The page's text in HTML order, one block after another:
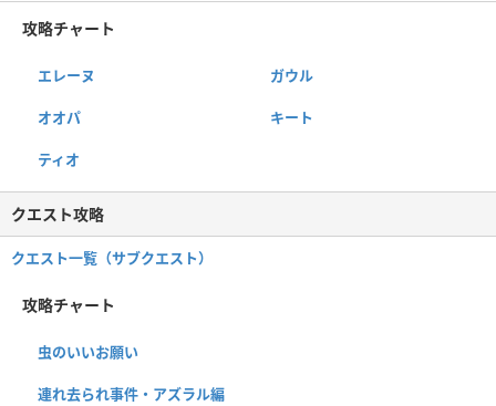
攻略チャート
エレーヌ ガウル
オオパ キート
ティオ
クエスト攻略
クエスト一覧（サブクエスト）
攻略チャート
虫のいいお願い
連れ去られ事件・アズラル編